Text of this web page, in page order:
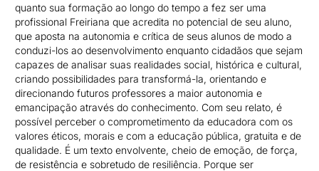
quanto sua formação ao longo do tempo a fez ser uma
profissional Freiriana que acredita no potencial de seu aluno,
que aposta na autonomia e crítica de seus alunos de modo a
conduzi-los ao desenvolvimento enquanto cidadãos que sejam
capazes de analisar suas realidades social, histórica e cultural,
criando possibilidades para transformá-la, orientando e
direcionando futuros professores a maior autonomia e
emancipação através do conhecimento. Com seu relato, é
possível perceber o comprometimento da educadora com os
valores éticos, morais e com a educação pública, gratuita e de
qualidade. É um texto envolvente, cheio de emoção, de força,
de resistência e sobretudo de resiliência. Porque ser